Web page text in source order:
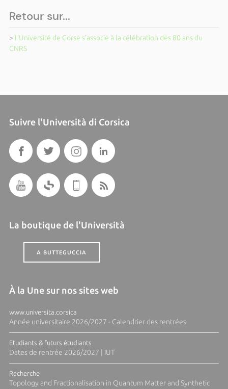
Retour sur...
> L'Université de Corse s'associe à la célébration des 80 ans du
CNRS
Suivre l'Università di Corsica
La boutique de l'Università
A BUTTEGUCCIA
À la Une sur nos sites web
www.universita.corsica
Année universitaire 2026/2027 - Calendrier des rentrées
Etudiants & futurs étudiants
Dates de rentrée 2026/2027 | IUT
Recherche
Topology and Fractionalisation in Quantum Matter and Synthetic